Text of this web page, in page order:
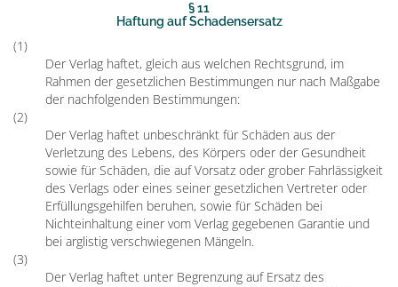
§ 11
Haftung auf Schadensersatz
(1)
Der Verlag haftet, gleich aus welchen Rechtsgrund, im
Rahmen der gesetzlichen Bestimmungen nur nach Maßgabe
der nachfolgenden Bestimmungen:
(2)
Der Verlag haftet unbeschränkt für Schäden aus der
Verletzung des Lebens, des Körpers oder der Gesundheit
sowie für Schäden, die auf Vorsatz oder grober Fahrlässigkeit
des Verlags oder eines seiner gesetzlichen Vertreter oder
Erfüllungsgehilfen beruhen, sowie für Schäden bei
Nichteinhaltung einer vom Verlag gegebenen Garantie und
bei arglistig verschwiegenen Mängeln.
(3)
Der Verlag haftet unter Begrenzung auf Ersatz des